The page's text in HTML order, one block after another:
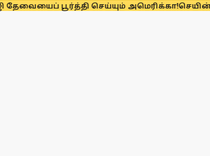
பூர்த்தி செய்யும் அமெரிக்கா! செயின்ட் லூயிஸ்